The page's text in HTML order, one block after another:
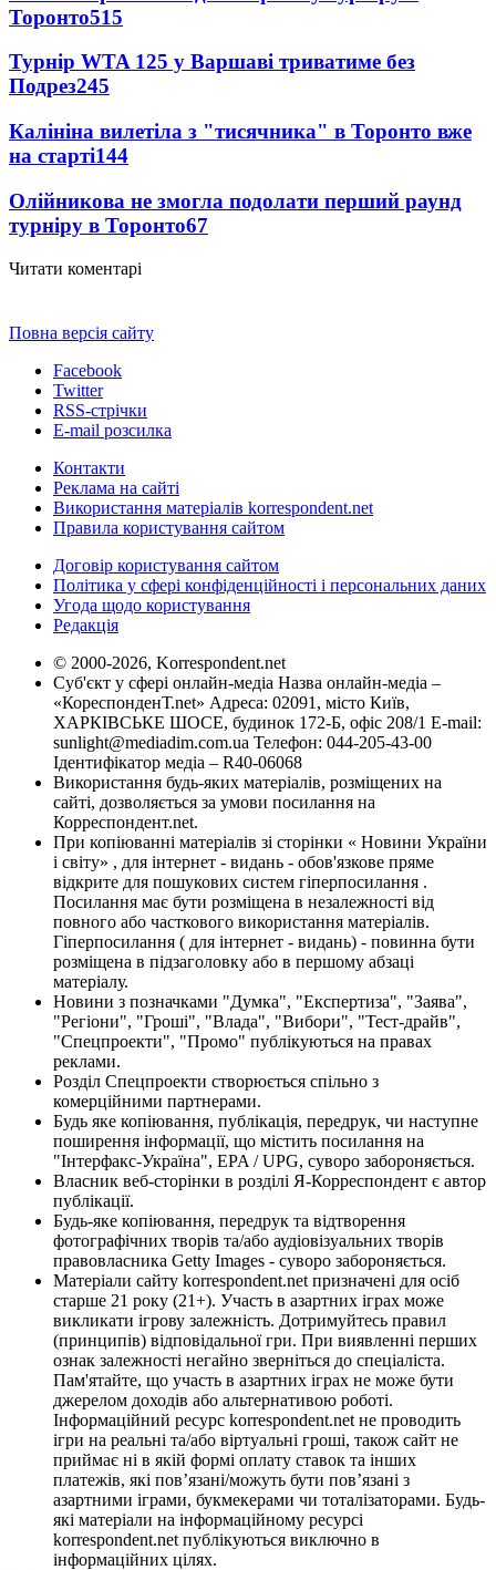
Торонто515
Турнір WTA 125 у Варшаві триватиме без
Подрез245
Калініна вилетіла з "тисячника" в Торонто вже
на старті144
Олійникова не змогла подолати перший раунд
турніру в Торонто67
Читати коментарі
Повна версія сайту
Facebook
Twitter
RSS-стрічки
E-mail розсилка
Контакти
Реклама на сайті
Використання матеріалів korrespondent.net
Правила користування сайтом
Договір користування сайтом
Політика у сфері конфіденційності і персональних даних
Угода щодо користування
Редакція
© 2000-2026, Korrespondent.net
Суб'єкт у сфері онлайн-медіа Назва онлайн-медіа –
«КореспонденТ.net» Адреса: 02091, місто Київ,
ХАРКІВСЬКЕ ШОСЕ, будинок 172-Б, офіс 208/1 E-mail:
sunlight@mediadim.com.ua Телефон: 044-205-43-00
Ідентифікатор медіа – R40-06068
Використання будь-яких матеріалів, розміщених на
сайті, дозволяється за умови посилання на
Корреспондент.net.
При копіюванні матеріалів зі сторінки « Новини України
і світу» , для інтернет - видань - обов'язкове пряме
відкрите для пошукових систем гіперпосилання .
Посилання має бути розміщена в незалежності від
повного або часткового використання матеріалів.
Гіперпосилання ( для інтернет - видань) - повинна бути
розміщена в підзаголовку або в першому абзаці
матеріалу.
Новини з позначками "Думка", "Експертиза", "Заява",
"Регіони", "Гроші", "Влада", "Вибори", "Тест-драйв",
"Спецпроекти", "Промо" публікуються на правах
реклами.
Розділ Спецпроекти створюється спільно з
комерційними партнерами.
Будь яке копіювання, публікація, передрук, чи наступне
поширення інформації, що містить посилання на
"Інтерфакс-Україна", EPA / UPG, суворо забороняється.
Власник веб-сторінки в розділі Я-Корреспондент є автор
публікації.
Будь-яке копіювання, передрук та відтворення
фотографічних творів та/або аудіовізуальних творів
правовласника Getty Images - суворо забороняється.
Матеріали сайту korrespondent.net призначені для осіб
старше 21 року (21+). Участь в азартних іграх може
викликати ігрову залежність. Дотримуйтесь правил
(принципів) відповідальної гри. При виявленні перших
ознак залежності негайно зверніться до спеціаліста.
Пам'ятайте, що участь в азартних іграх не може бути
джерелом доходів або альтернативою роботі.
Інформаційний ресурс korrespondent.net не проводить
ігри на реальні та/або віртуальні гроші, також сайт не
приймає ні в якій формі оплату ставок та інших
платежів, які пов’язані/можуть бути пов’язані з
азартними іграми, букмекерами чи тоталізаторами. Будь-
які матеріали на інформаційному ресурсі
korrespondent.net публікуються виключно в
інформаційних цілях.